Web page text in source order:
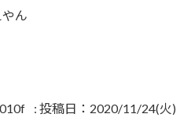
ん
: 投稿日：2020/11/24(火)